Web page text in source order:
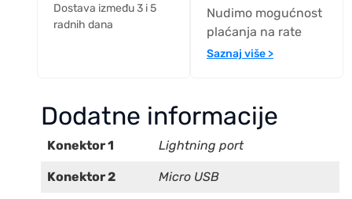
Dostava između 3 i 5
radnih dana
Nudimo mogućnost
plaćanja na rate
Saznaj više >
Dodatne informacije
Konektor 1 Lightning port
Konektor 2 Micro USB